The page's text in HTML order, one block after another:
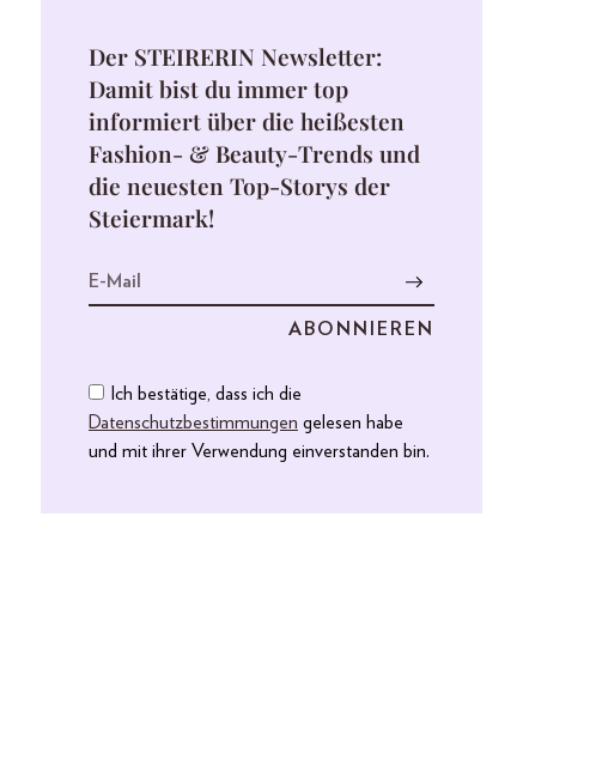
Der STEIRERIN Newsletter:
Damit bist du immer top
informiert über die heißesten
Fashion- & Beauty-Trends und
die neuesten Top-Storys der
Steiermark!
Ich bestätige, dass ich die
Datenschutzbestimmungen gelesen habe
und mit ihrer Verwendung einverstanden bin.